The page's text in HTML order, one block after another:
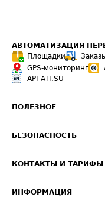
АВТОМАТИЗАЦИЯ
Площадки
GPS-мониторинг
API ATI.SU
ПОЛЕЗНОЕ
Звезды ATI.SU на вашем
Средние ставки
БЕЗОПАСНОСТЬ
Светофор+
КОНТАКТЫ И ТАРИФЫ
ИНФОРМАЦИЯ